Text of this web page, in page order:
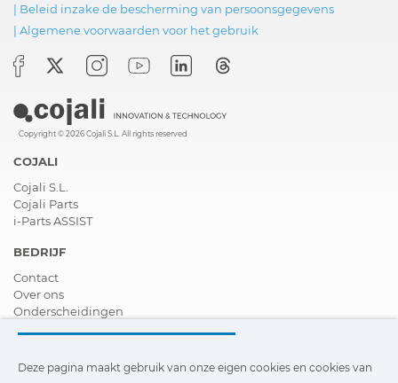
| Beleid inzake de bescherming van persoonsgegevens
| Algemene voorwaarden voor het gebruik
Copyright © 2026 Cojali S.L. All rights reserved
COJALI
Cojali S.L.
Cojali Parts
i-Parts ASSIST
BEDRIJF
Contact
Over ons
Onderscheidingen
Verdeler worden
Nieuws
Deze pagina maakt gebruik van onze eigen cookies en cookies van